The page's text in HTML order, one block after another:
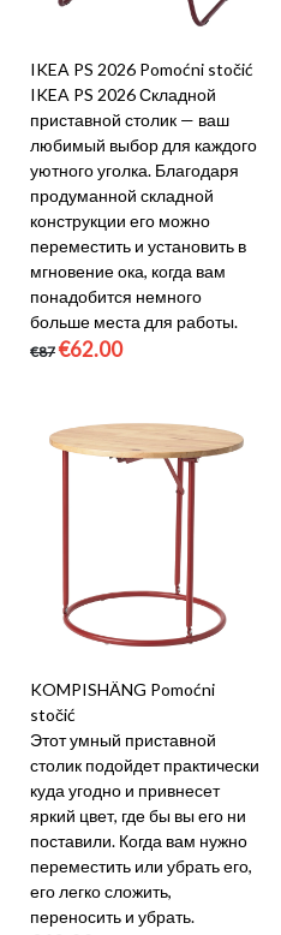
IKEA PS 2026 Pomoćni stočić
IKEA PS 2026 Складной
приставной столик — ваш
любимый выбор для каждого
уютного уголка. Благодаря
продуманной складной
конструкции его можно
переместить и установить в
мгновение ока, когда вам
понадобится немного
больше места для работы.
€87 €62.00
KOMPISHÄNG Pomoćni
stočić
Этот умный приставной
столик подойдет практически
куда угодно и привнесет
яркий цвет, где бы вы его ни
поставили. Когда вам нужно
переместить или убрать его,
его легко сложить,
переносить и убрать.